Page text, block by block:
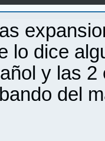
dos expansiones en
lo dice
y las
del